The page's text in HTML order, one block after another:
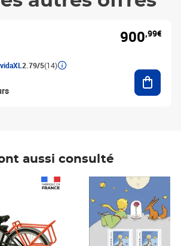
vidaXL 2.79/5(14)
900,99€
aussi consulté
Prix 7,50€